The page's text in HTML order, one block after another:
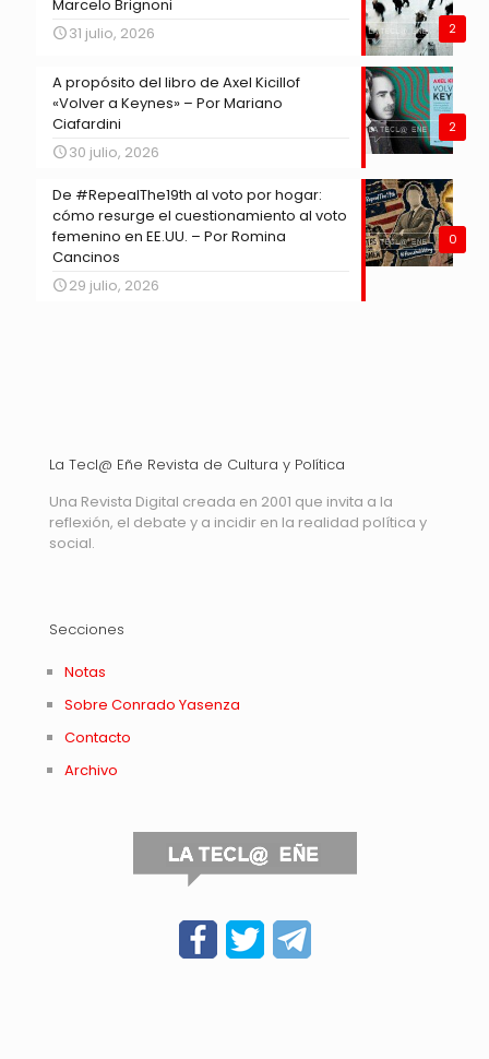
2
Marcelo Brignoni
31 julio, 2026
2
A propósito del libro de Axel Kicillof
«Volver a Keynes» – Por Mariano
Ciafardini
30 julio, 2026
0
De #RepealThe19th al voto por hogar:
cómo resurge el cuestionamiento al voto
femenino en EE.UU. – Por Romina
Cancinos
29 julio, 2026
La Tecl@ Eñe Revista de Cultura y Política
Una Revista Digital creada en 2001 que invita a la
reflexión, el debate y a incidir en la realidad política y
social.
Secciones
Notas
Sobre Conrado Yasenza
Contacto
Archivo